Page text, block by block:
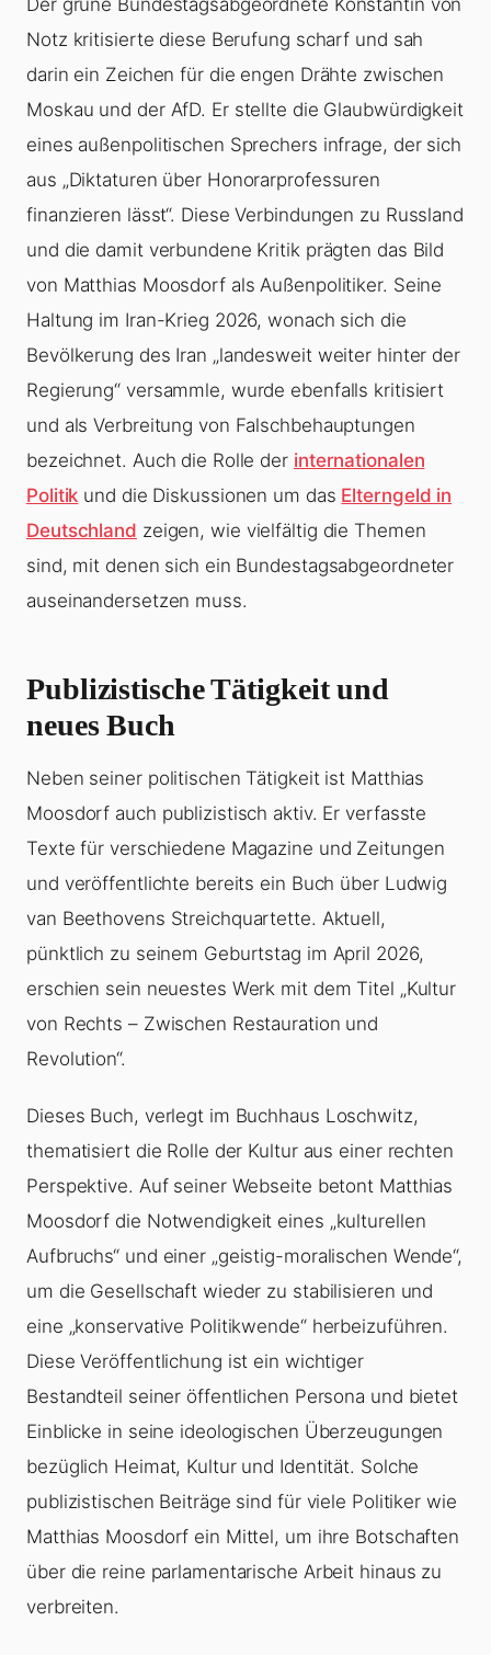
Notz kritisierte diese Berufung scharf und sah
darin ein Zeichen für die engen Drähte zwischen
Moskau und der AfD. Er stellte die Glaubwürdigkeit
eines außenpolitischen Sprechers infrage, der sich
aus „Diktaturen über Honorarprofessuren
finanzieren lässt“. Diese Verbindungen zu Russland
und die damit verbundene Kritik prägten das Bild
von Matthias Moosdorf als Außenpolitiker. Seine
Haltung im Iran-Krieg 2026, wonach sich die
Bevölkerung des Iran „landesweit weiter hinter der
Regierung“ versammle, wurde ebenfalls kritisiert
und als Verbreitung von Falschbehauptungen
bezeichnet. Auch die Rolle der internationalen
Politik und die Diskussionen um das Elterngeld in
Deutschland zeigen, wie vielfältig die Themen
sind, mit denen sich ein Bundestagsabgeordneter
auseinandersetzen muss.
Publizistische Tätigkeit und
neues Buch
Neben seiner politischen Tätigkeit ist Matthias
Moosdorf auch publizistisch aktiv. Er verfasste
Texte für verschiedene Magazine und Zeitungen
und veröffentlichte bereits ein Buch über Ludwig
van Beethovens Streichquartette. Aktuell,
pünktlich zu seinem Geburtstag im April 2026,
erschien sein neuestes Werk mit dem Titel „Kultur
von Rechts – Zwischen Restauration und
Revolution“.
Dieses Buch, verlegt im Buchhaus Loschwitz,
thematisiert die Rolle der Kultur aus einer rechten
Perspektive. Auf seiner Webseite betont Matthias
Moosdorf die Notwendigkeit eines „kulturellen
Aufbruchs“ und einer „geistig-moralischen Wende“,
um die Gesellschaft wieder zu stabilisieren und
eine „konservative Politikwende“ herbeizuführen.
Diese Veröffentlichung ist ein wichtiger
Bestandteil seiner öffentlichen Persona und bietet
Einblicke in seine ideologischen Überzeugungen
bezüglich Heimat, Kultur und Identität. Solche
publizistischen Beiträge sind für viele Politiker wie
Matthias Moosdorf ein Mittel, um ihre Botschaften
über die reine parlamentarische Arbeit hinaus zu
verbreiten.